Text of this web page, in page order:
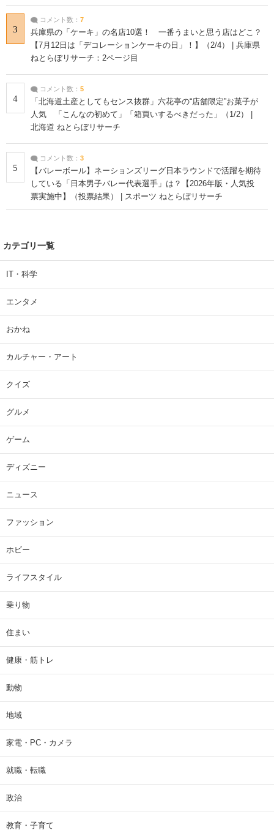
3
コメント数： 7
兵庫県の「ケーキ」の名店10選！ 一番うまいと思う店はどこ？
【7月12日は「デコレーションケーキの日」！】（2/4） | 兵庫県
ねとらぼリサーチ：2ページ目
4
コメント数： 5
「北海道土産としてもセンス抜群」六花亭の“店舗限定”お菓子が
人気 「こんなの初めて」「箱買いするべきだった」（1/2） |
北海道 ねとらぼリサーチ
5
コメント数： 3
【バレーボール】ネーションズリーグ日本ラウンドで活躍を期待
している「日本男子バレー代表選手」は？【2026年版・人気投
票実施中】（投票結果） | スポーツ ねとらぼリサーチ
カテゴリ一覧
IT・科学
エンタメ
おかね
カルチャー・アート
クイズ
グルメ
ゲーム
ディズニー
ニュース
ファッション
ホビー
ライフスタイル
乗り物
住まい
健康・筋トレ
動物
地域
家電・PC・カメラ
就職・転職
政治
教育・子育て